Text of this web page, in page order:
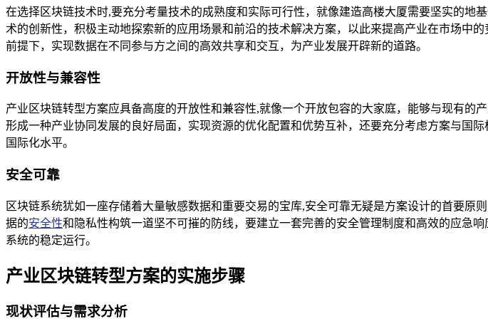
在选择区块链技术时,要充分考量技术的成熟度和实际可行性，就像建造高楼大厦需要坚实的
术的创新性，积极主动地探索新的应用场景和前沿的技术解决方案，以此来提高产业在市场中
前提下，实现数据在不同参与方之间的高效共享和交互，为产业发展开辟新的道路。
开放性与兼容性
产业区块链转型方案应具备高度的开放性和兼容性,就像一个开放包容的大家庭，能够与现有的
形成一种产业协同发展的良好局面，实现资源的优化配置和优势互补，还要充分考虑方案与国
国际化水平。
安全可靠
区块链系统犹如一座存储着大量敏感数据和重要交易的宝库,安全可靠无疑是方案设计的首要
据的安全性和隐私性构筑一道坚不可摧的防线，要建立一套完善的安全管理制度和高效的应急
系统的稳定运行。
产业区块链转型方案的实施步骤
现状评估与需求分析